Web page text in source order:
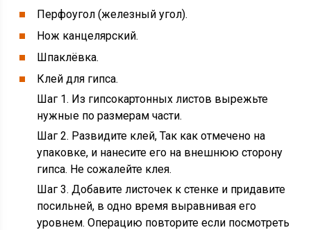
Перфоугол (железный угол).
Нож канцелярский.
Шпаклёвка.
Клей для гипса.
Шаг 1. Из гипсокартонных листов вырежьте
нужные по размерам части.
Шаг 2. Развидите клей, Так как отмечено на
упаковке, и нанесите его на внешнюю сторону
гипса. Не сожалейте клея.
Шаг 3. Добавите листочек к стенке и придавите
посильней, в одно время выравнивая его
уровнем. Операцию повторите если посмотреть